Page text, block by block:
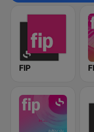
FIP